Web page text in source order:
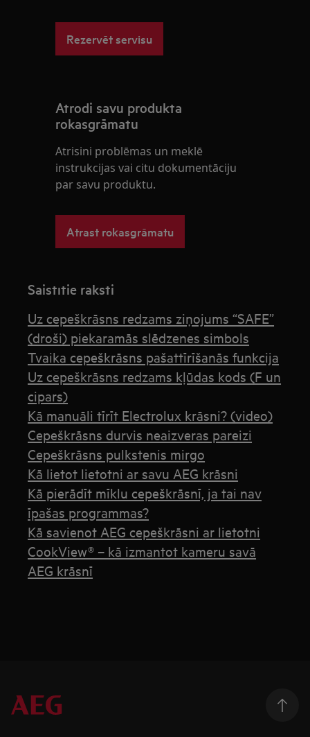
Rezervēt servisu
Atrodi savu produkta
rokasgrāmatu
Atrisini problēmas un meklē
instrukcijas vai citu dokumentāciju
par savu produktu.
Atrast rokasgrāmatu
Saistītie raksti
Uz cepeškrāsns redzams ziņojums “SAFE”
(droši) piekaramās slēdzenes simbols
Tvaika cepeškrāsns pašattīrīšanās funkcija
Uz cepeškrāsns redzams kļūdas kods (F un
cipars)
Kā manuāli tīrīt Electrolux krāsni? (video)
Cepeškrāsns durvis neaizveras pareizi
Cepeškrāsns pulkstenis mirgo
Kā lietot lietotni ar savu AEG krāsni
Kā pierādīt mīklu cepeškrāsnī, ja tai nav
īpašas programmas?
Kā savienot AEG cepeškrāsni ar lietotni
CookView® – kā izmantot kameru savā
AEG krāsnī